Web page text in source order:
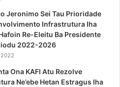
Jeronimo Sei Tau Prioridade
Infrastrutura Iha
Re-Eleitu Ba Presidente
2022-2026
2022
Ona KAFI Atu Rezolve
Ne’ebe Hetan Estragus Iha